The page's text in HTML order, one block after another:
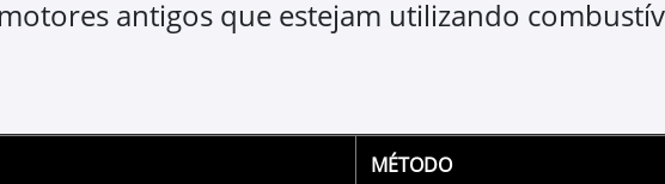
PLUS-50™ II
Proteção máxima para o